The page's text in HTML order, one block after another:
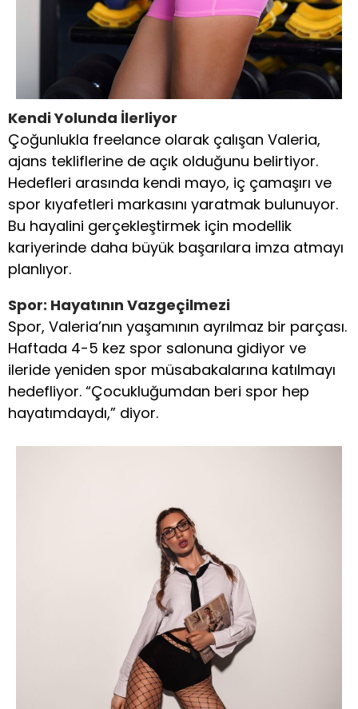
Kendi Yolunda İlerliyor
Çoğunlukla freelance olarak çalışan Valeria,
ajans tekliflerine de açık olduğunu belirtiyor.
Hedefleri arasında kendi mayo, iç çamaşırı ve
spor kıyafetleri markasını yaratmak bulunuyor.
Bu hayalini gerçekleştirmek için modellik
kariyerinde daha büyük başarılara imza atmayı
planlıyor.
Spor: Hayatının Vazgeçilmezi
Spor, Valeria’nın yaşamının ayrılmaz bir parçası.
Haftada 4-5 kez spor salonuna gidiyor ve
ileride yeniden spor müsabakalarına katılmayı
hedefliyor. “Çocukluğumdan beri spor hep
hayatımdaydı,” diyor.